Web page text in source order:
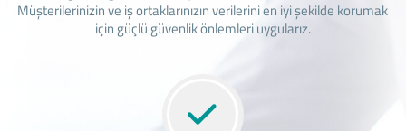
Müşterilerinizin ve iş ortaklarınızın verilerini en iyi şekilde korumak
için güçlü güvenlik önlemleri uygularız.